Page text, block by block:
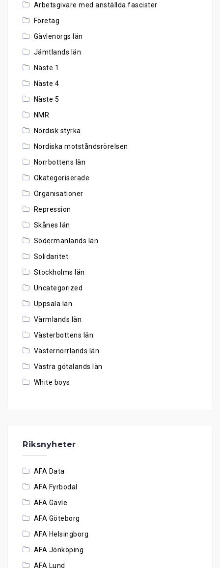
Arbetsgivare med anställda fascister
Företag
Gävlenorgs län
Jämtlands län
Näste 1
Näste 4
Näste 5
NMR
Nordisk styrka
Nordiska motståndsrörelsen
Norrbottens län
Okategoriserade
Organisationer
Repression
Skånes län
Södermanlands län
Solidaritet
Stockholms län
Uncategorized
Uppsala län
Värmlands län
Västerbottens län
Västernorrlands län
Västra götalands län
White boys
Riksnyheter
AFA Data
AFA Fyrbodal
AFA Gävle
AFA Göteborg
AFA Helsingborg
AFA Jönköping
AFA Lund